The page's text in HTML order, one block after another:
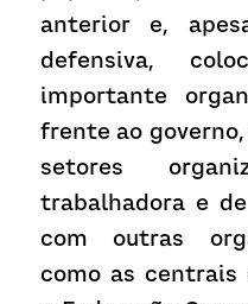
anterior e,
defensiva,
importante
frente ao
setores
trabalhadora e
com outras
como as centrais